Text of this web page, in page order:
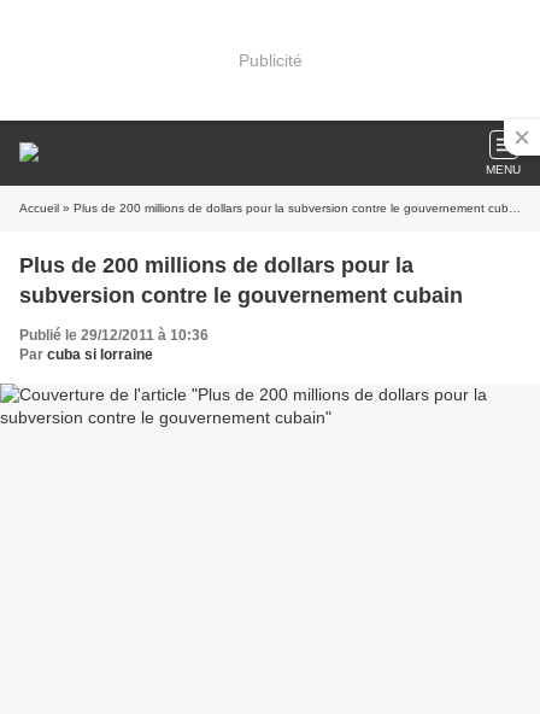
Publicité
MENU
Accueil » Plus de 200 millions de dollars pour la subversion contre le gouvernement cubain
Plus de 200 millions de dollars pour la
subversion contre le gouvernement cubain
Publié le 29/12/2011 à 10:36
Par cuba si lorraine